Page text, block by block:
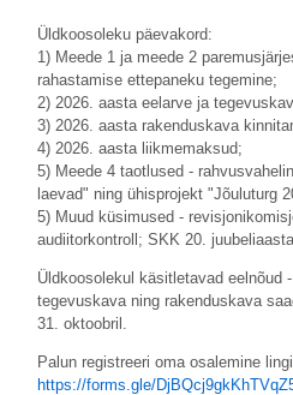
Üldkoosoleku päevakord:
1) Meede 1 ja meede 2
rahastamise ettepaneku tegemine;
2) 2026. aasta eelarve ja
3) 2026. aasta rakenduskava
4) 2026. aasta liikmemaksud;
5) Meede 4 taotlused -
laevad" ning ühisprojekt "Jõuluturg
5) Muud küsimused -
audiitorkontroll; SKK 20.
Üldkoosolekul käsitletavad eelnõud
tegevuskava ning rakenduskava
31. oktoobril.
Palun registreeri oma osalemine
https://forms.gle/